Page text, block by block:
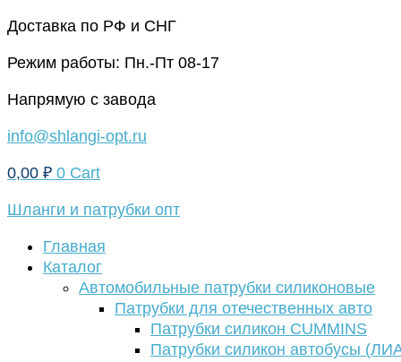
Перейти
содержимому
Доставка по РФ и СНГ
Режим работы: Пн.-Пт 08-17
Напрямую с завода
info@shlangi-opt.ru
0,00 ₽ 0 Cart
Шланги и патрубки опт
Главная
Каталог
Автомобильные патрубки силиконовые
Патрубки для отечественных авто
Патрубки силикон CUMMINS
Патрубки силикон автобусы